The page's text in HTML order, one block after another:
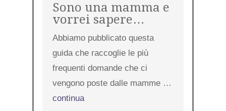
Sono una mamma e
vorrei sapere…
Abbiamo pubblicato questa
guida che raccoglie le più
frequenti domande che ci
vengono poste dalle mamme …
continua